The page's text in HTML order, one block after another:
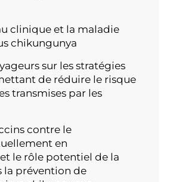
clinique et la maladie
chikungunya
sur les stratégies
de réduire le risque
transmises par les
contre le
en
le rôle potentiel de la
la prévention de